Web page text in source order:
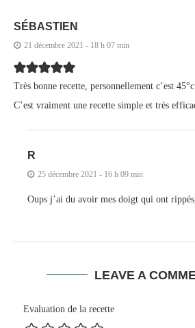
SÉBASTIEN
21 décembre 2021 - 18 h 07 min
Très bonne recette, personnellement c’est
C’est vraiment une recette simple et très
R
25 décembre 2021 - 16 h 09 min
Oups j’ai du avoir mes doigt qui ont
LEAVE A
Evaluation de la recette